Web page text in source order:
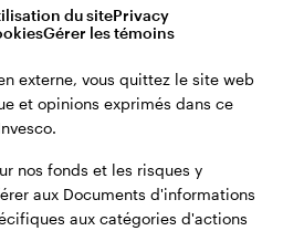
du sitePrivacy
Gérer les témoins
externe, vous quittez le site web
et opinions exprimés dans ce
nos fonds et les risques y
aux Documents d'informations
aux catégories d'actions